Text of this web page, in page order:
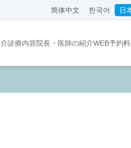
简体中文 한국어 日
診療内容院長・医師の紹介WEB予約